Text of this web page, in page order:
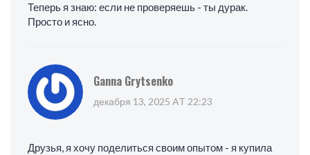
Теперь я знаю: если не проверяешь - ты дурак.
Просто и ясно.
Ganna Grytsenko
декабря 13, 2025 AT 22:23
Друзья, я хочу поделиться своим опытом - я купила